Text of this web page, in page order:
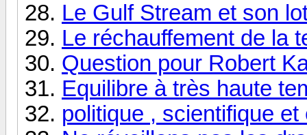
Le Gulf Stream et son
Le réchauffement de la
Question pour Robert
Equilibre à très haute
politique , scientifique